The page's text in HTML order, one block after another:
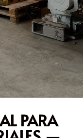
PARA